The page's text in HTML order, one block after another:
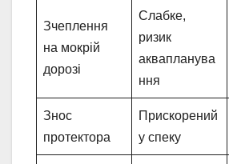
Зчеплення
на мокрій
дорозі
Слабке,
ризик
аквапланува
ння
Знос
протектора
Прискорений
у спеку